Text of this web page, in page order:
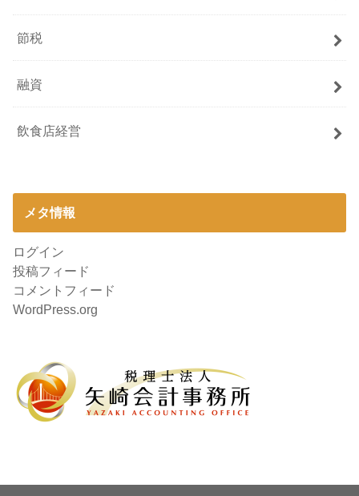
節税
融資
飲食店経営
メタ情報
ログイン
投稿フィード
コメントフィード
WordPress.org